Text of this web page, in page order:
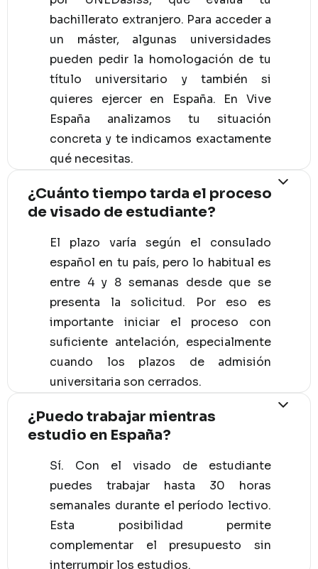
bachillerato extranjero. Para acceder a
un máster, algunas universidades
pueden pedir la homologación de tu
título universitario y también si
quieres ejercer en España. En Vive
España analizamos tu situación
concreta y te indicamos exactamente
qué necesitas.
¿Cuánto tiempo tarda el proceso
de visado de estudiante?
El plazo varía según el consulado
español en tu país, pero lo habitual es
entre 4 y 8 semanas desde que se
presenta la solicitud. Por eso es
importante iniciar el proceso con
suficiente antelación, especialmente
cuando los plazos de admisión
universitaria son cerrados.
¿Puedo trabajar mientras
estudio en España?
Sí. Con el visado de estudiante
puedes trabajar hasta 30 horas
semanales durante el período lectivo.
Esta posibilidad permite
complementar el presupuesto sin
interrumpir los estudios.